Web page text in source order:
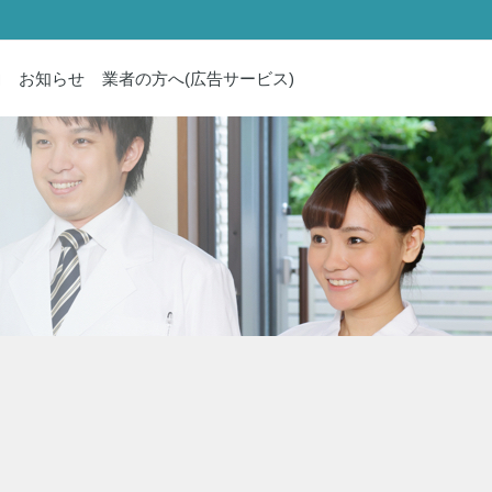
お知らせ 業者の方へ(広告サービス)